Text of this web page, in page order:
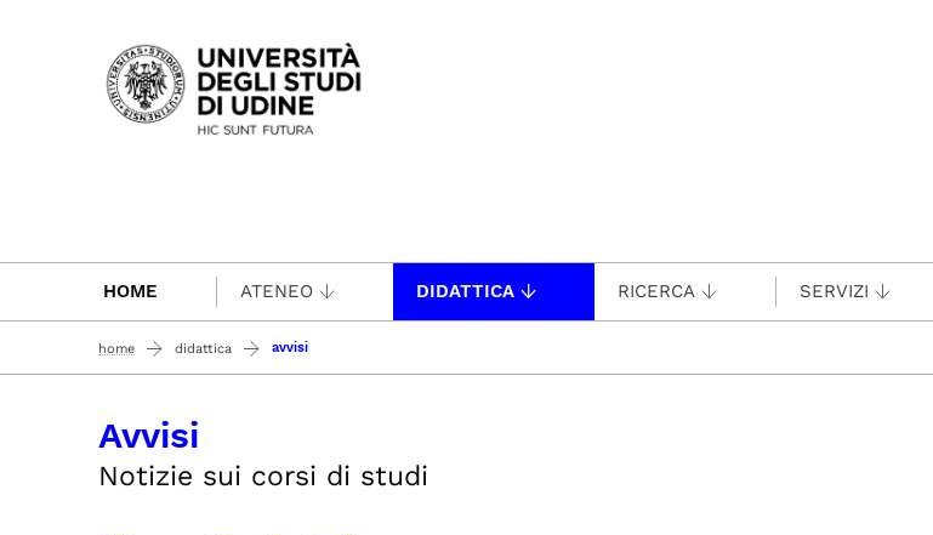
Passa al contenuto principale
HOME ATENEO DIDATTICA RICERCA SERVIZI
home didattica avvisi
Avvisi
Notizie sui corsi di studi